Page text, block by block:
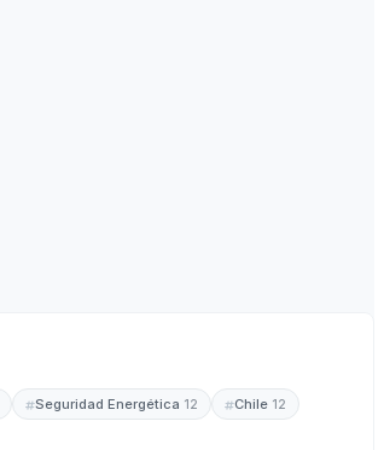
Seguridad Energética 12 Chile 12